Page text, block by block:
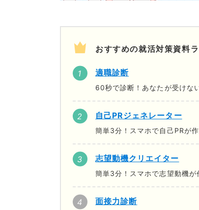
おすすめの就活対策資料
適職診断
60秒で診断！あなたが受けな
自己PRジェネレーター
簡単3分！スマホで自己PRが
志望動機クリエイター
簡単3分！スマホで志望動機が
面接力診断